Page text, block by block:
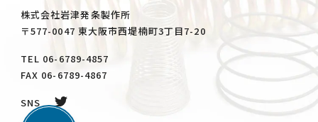
株式会社岩津発条製作所
〒577-0047 東大阪市西堤楠町3丁目7-20
TEL 06-6789-4857
FAX 06-6789-4867
SNS